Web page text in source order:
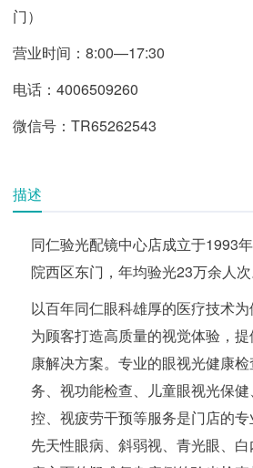
门）
营业时间：8:00—17:30
电话：4006509260
微信号：TR65262543
描述
同仁验光配镜中心店成立于1993
院西区东门，年均验光23万余人次
以百年同仁眼科雄厚的医疗技术
为顾客打造高质量的视觉体验，
康解决方案。专业的眼视光健康
务、视功能检查、儿童眼视光保
控、视疲劳干预等服务是门店的
先天性眼病、斜弱视、青光眼、